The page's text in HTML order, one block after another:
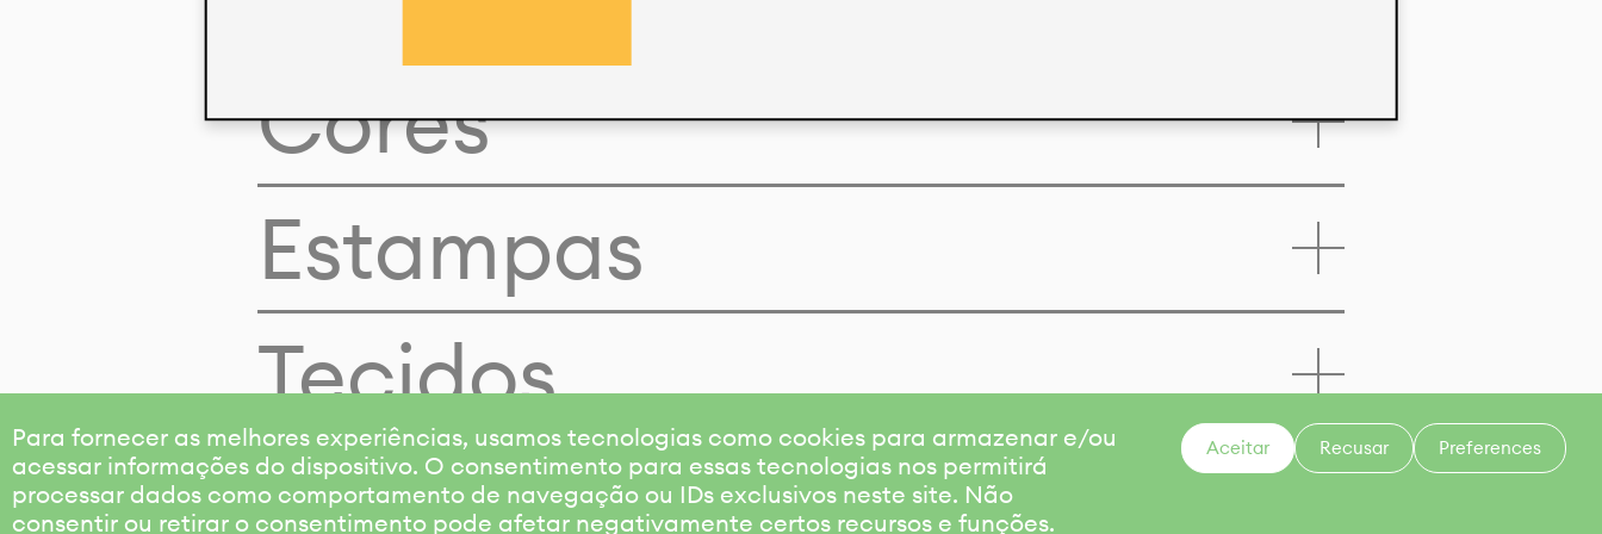
Para fornecer as melhores experiências, usamos tecnologias como cookies para armazenar e/ou
acessar informações do dispositivo. O consentimento para essas tecnologias nos permitirá
processar dados como comportamento de navegação ou IDs exclusivos neste site. Não
consentir ou retirar o consentimento pode afetar negativamente certos recursos e funções.
Aceitar Recusar Preferences
Cores
Estampas
Tecidos